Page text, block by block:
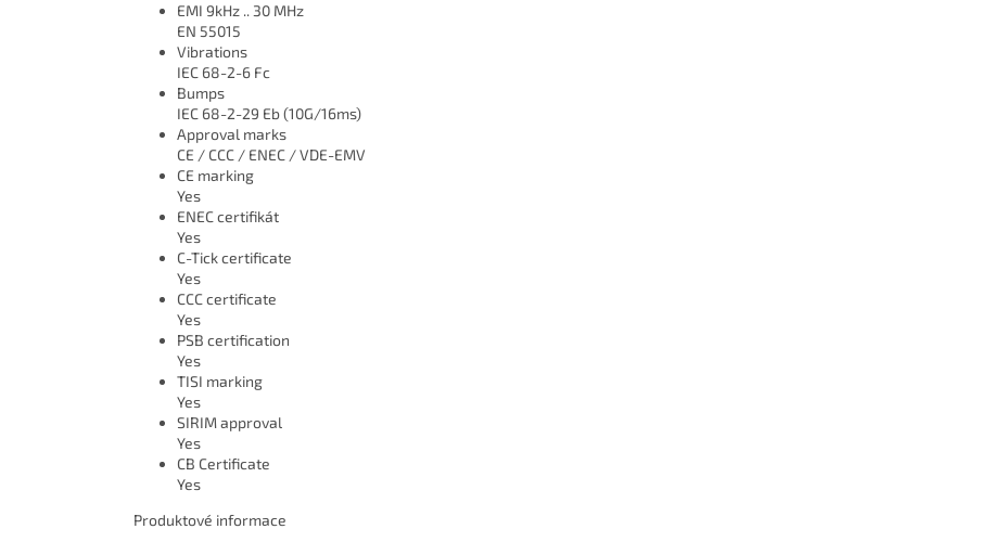
EMI 9kHz .. 30 MHz
EN 55015
Vibrations
IEC 68-2-6 Fc
Bumps
IEC 68-2-29 Eb (10G/16ms)
Approval marks
CE / CCC / ENEC / VDE-EMV
CE marking
Yes
ENEC certifikát
Yes
C-Tick certificate
Yes
CCC certificate
Yes
PSB certification
Yes
TISI marking
Yes
SIRIM approval
Yes
CB Certificate
Yes
Produktové informace